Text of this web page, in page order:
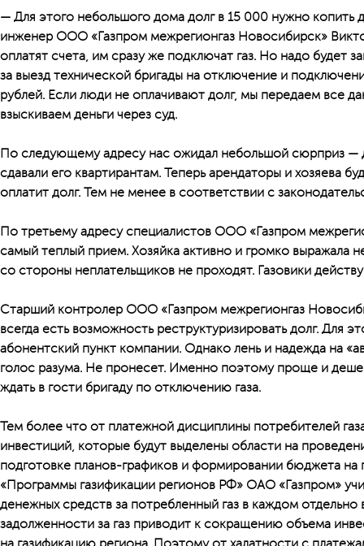
— Для этого небольшого дома долг в 15 000 нужно копить
инженер ООО «Газпром межрегионгаз Новосибирск»
оплатят счета, им сразу же подключат газ. Но надо будет
за выезд технической бригады на отключение и
рублей. Если люди не оплачивают долг, мы передаем все
взыскиваем деньги через суд.
По следующему адресу нас ожидал небольшой сюрприз —
сдавали его квартирантам. Теперь арендаторы и хозяева
оплатит долг. Тем не менее в соответствии с
По третьему адресу специалистов ООО «Газпром
самый теплый прием. Хозяйка активно и громко выражала
со стороны неплательщиков не проходят. Газовики
Старший контролер ООО «Газпром межрегионгаз
всегда есть возможность реструктуризировать долг. Для
абонентский пункт компании. Однако лень и надежда на
голос разума. Не пронесет. Именно поэтому проще и
ждать в гости бригаду по отключению газа.
Тем более что от платежной дисциплины потребителей
инвестиций, которые будут выделены области на
подготовке планов-графиков и формировании бюджета на
«Программы газификации регионов РФ» ОАО «Газпром»
денежных средств за потребленный газ в каждом отдельно
задолженности за газ приводит к сокращению объема